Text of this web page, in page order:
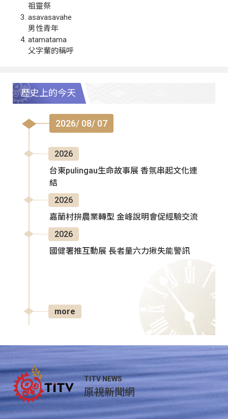
祖靈祭
asavasavahe
男性青年
atamatama
父字輩的稱呼
歷史上的今天
2026/ 08/ 07
2026
台東pulingau生命故事展 香氛串起文化連
結
2026
嘉蘭村拚農業轉型 金峰說明會促經驗交流
2026
國健署推互動展 長者量六力揪失能警訊
more
TITV NEWS
原視新聞網